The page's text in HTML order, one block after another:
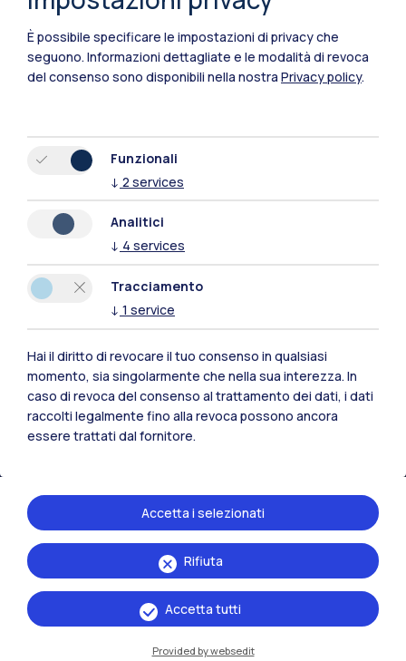
Polimi Community
Tutti i siti dell’ecosistema
È possibile specificare le impostazioni di privacy che
seguono. Informazioni dettagliate e le modalità di revoca
del consenso sono disponibili nella nostra Privacy policy.
Funzionali
↓ 2 services
Analitici
↓ 4 services
Tracciamento
↓ 1 service
Hai il diritto di revocare il tuo consenso in qualsiasi
momento, sia singolarmente che nella sua interezza. In
caso di revoca del consenso al trattamento dei dati, i dati
raccolti legalmente fino alla revoca possono ancora
essere trattati dal fornitore.
Rifiuta
Accetta i selezionati
Accetta tutti
Provided by websedit